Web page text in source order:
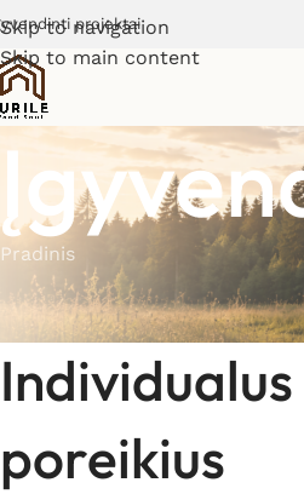
Skip to navigation
Skip to main content
projektai
Pradinis
poreikius